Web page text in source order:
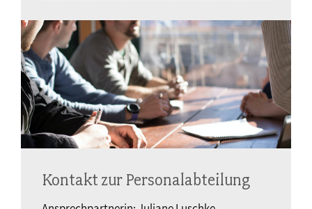
Kontakt zur Personalabteilung